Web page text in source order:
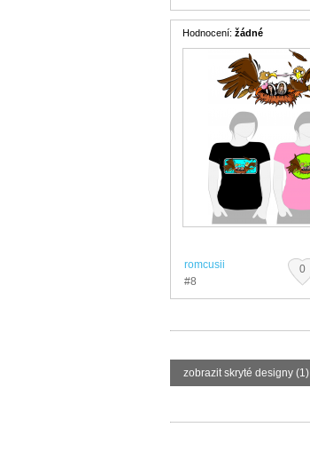
Hodnocení: žádné
0
romcusii
#8
zobrazit skryté designy (1)